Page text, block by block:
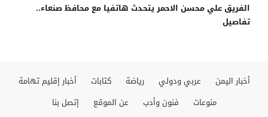
الفريق علي محسن الاحمر يتحدث هاتفيا مع محافظ صنعاء..
تفاصيل
أخبار اليمن عربي ودولي رياضة كتابات
أخبار إقليم تهامة
منوعات
فنون وأدب عن الموقع إتصل بنا